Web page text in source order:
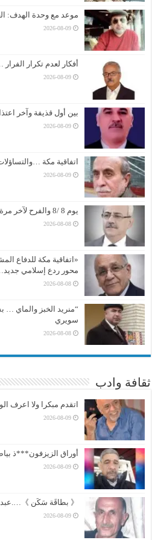
موعد مع وحدة الهدف:
2026-08-09
أفكار لعدم تكرار
2026-08-09
بين أول قذيفة وآخر
2026-08-09
اتفاقية مكة
2026-08-09
يوم 8 /8 والفرح لآخر مرة! فلاح المشعل
2026-08-08
«اتفاقية مكة للدفاع
محور ردع إسلامي
2026-08-08
“منريد الخبز والماي
سويري
2026-08-08
ثقافة وادب
اتقدم مبكرا ولا اعرف
2026-08-09
أوراق الزيزفون***ذ
2026-08-09
《 بطاقَة سَكَن 》
2026-08-09